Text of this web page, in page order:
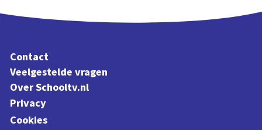
Contact
Veelgestelde vragen
Over Schooltv.nl
Privacy
Cookies